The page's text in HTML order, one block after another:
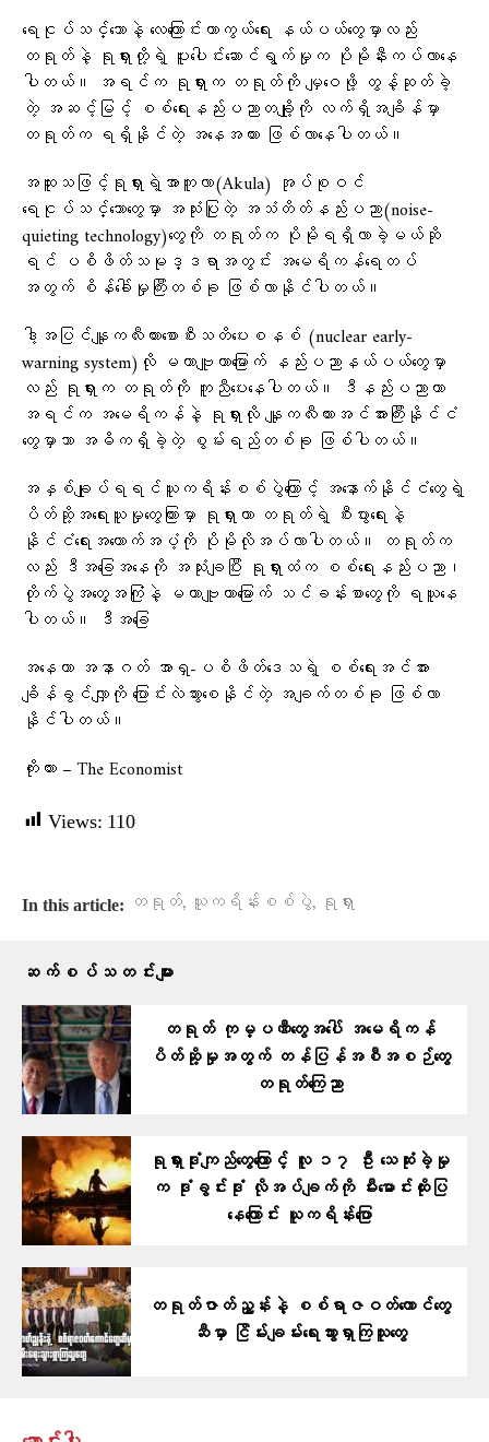
ရေငုပ်သင်္ဘောနဲ့ လေကြောင်းကာကွယ်ရေး နယ်ပယ်တွေမှာလည်း
တရုတ်နဲ့ ရုရှားတို့ရဲ့ ပူးပေါင်းဆောင်ရွက်မှုက ပိုမိုနီးကပ်လာနေ
ပါတယ်။ အရင်က ရုရှားက တရုတ်ကို မျှဝေဖို့ တွန့်ဆုတ်ခဲ့
တဲ့ အဆင့်မြင့် စစ်ရေးနည်းပညာတချို့ကို လက်ရှိအချိန်မှာ
တရုတ်က ရရှိနိုင်တဲ့ အနေအထား ဖြစ်လာနေပါတယ်။
အထူးသဖြင့်ရုရှားရဲ့အာကူလာ(Akula) အုပ်စုဝင်
ရေငုပ်သင်္ဘောတွေမှာ အသုံးပြုတဲ့ အသံတိတ်နည်းပညာ(noise-
quieting technology)တွေကို တရုတ်က ပိုမိုရရှိလာခဲ့မယ်ဆို
ရင် ပစိဖိတ်သမုဒ္ဒရာအတွင်း အမေရိကန်ရေတပ်
အတွက် စိန်ခေါ်မှုကြီးတစ်ခု ဖြစ်လာနိုင်ပါတယ်။
ဒါ့အပြင်နျူကလီးယားစောစီးသတိပေးစနစ် (nuclear early-
warning system)လို မဟာဗျူဟာမြောက် နည်းပညာနယ်ပယ်တွေမှာ
လည်း ရုရှားက တရုတ်ကို ကူညီပေးနေပါတယ်။ ဒီနည်းပညာဟာ
အရင်က အမေရိကန်နဲ့ ရုရှားလို နျူကလီးယားအင်အားကြီးနိုင်ငံ
တွေမှာသာ အဓိကရှိခဲ့တဲ့ စွမ်းရည်တစ်ခု ဖြစ်ပါတယ်။
အနှစ်ချုပ်ရရင်ယူကရိန်းစစ်ပွဲကြောင့် အနောက်နိုင်ငံတွေရဲ့
ပိတ်ဆို့အရေးယူမှုတွေကြားမှာ ရုရှားဟာ တရုတ်ရဲ့ စီးပွားရေးနဲ့
နိုင်ငံရေးအထောက်အပံ့ကို ပိုမိုလိုအပ်လာပါတယ်။ တရုတ်က
လည်း ဒီအခြေအနေကို အသုံးချပြီး ရုရှားထံက စစ်ရေးနည်းပညာ၊
တိုက်ပွဲအတွေ့အကြုံနဲ့ မဟာဗျူဟာမြောက် သင်ခန်းစာတွေကို ရယူနေ
ပါတယ်။ ဒီအခြေ
အနေဟာ အနာဂတ် အာရှ-ပစိဖိတ်ဒေသရဲ့ စစ်ရေးအင်အား
ချိန်ခွင်လျှာကို ပြောင်းလဲသွားစေနိုင်တဲ့ အချက်တစ်ခု ဖြစ်လာ
နိုင်ပါတယ်။
ကိုးကား – The Economist
Views: 110
In this article: တရုတ်, ယူကရိန်းစစ်ပွဲ, ရုရှား
ဆက်စပ်သတင်းများ
တရုတ် ကုမ္ပဏီတွေအပေါ် အမေရိကန်
ပိတ်ဆို့မှုအတွက် တန်ပြန်အစီအစဉ်တွေ
တရုတ်ကြေညာ
ရုရှားဒုံးကျည်တွေကြောင့် လူ ၁၇ ဦး သေဆုံးခဲ့မှု
က ဒုံးခွင်းဒုံး လိုအပ်ချက်ကို မီးမောင်းထိုးပြ
နေကြောင်း ယူကရိန်းပြော
တရုတ်ဇာတ်ညွှန်းနဲ့ ​စစ်ရာဇဝတ်​ကောင်​တွေ
ဆီမှာ ငြိမ်းချမ်း​ရေးသွားရှာကြသူ​​တွေ